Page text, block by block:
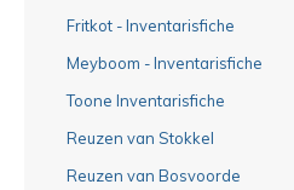
Fritkot - Inventarisfiche
Meyboom - Inventarisfiche
Toone Inventarisfiche
Reuzen van Stokkel
Reuzen van Bosvoorde